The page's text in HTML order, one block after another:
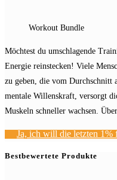
Workout Bundle
Möchtest du umschlagende
Energie reinstecken! Viele
zu geben, die vom Durchschnitt
mentale Willenskraft, versorgt
Muskeln schneller wachsen.
Ja, ich will die letzten 1%
Bestbewertete Produkte